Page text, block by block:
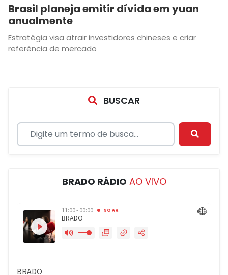
Brasil planeja emitir dívida em yuan
anualmente
Estratégia visa atrair investidores chineses e criar
referência de mercado
BUSCAR
BRADO RÁDIO AO VIVO